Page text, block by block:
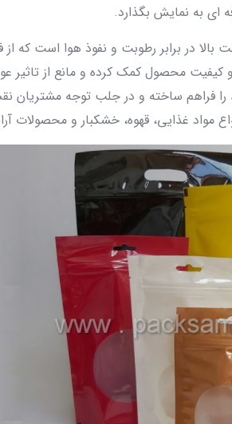
به نمایش بگذارد.
در برابر رطوبت و نفوذ هوا است که
کیفیت محصول کمک کرده و مانع از تاثیر
را فراهم ساخته و در جلب توجه مشتریان
مواد غذایی، قهوه، خشکبار و